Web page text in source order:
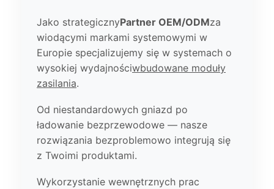
Jako strategicznyPartner OEM/ODMza
wiodącymi markami systemowymi w
Europie specjalizujemy się w systemach o
wysokiej wydajnościwbudowane moduły
zasilania.
Od niestandardowych gniazd po
ładowanie bezprzewodowe — nasze
rozwiązania bezproblemowo integrują się
z Twoimi produktami.
Wykorzystanie wewnętrznych prac